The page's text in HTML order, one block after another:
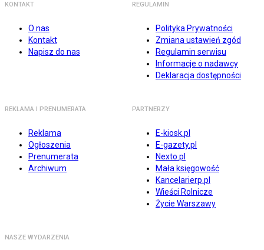
KONTAKT
O nas
Kontakt
Napisz do nas
REGULAMIN
Polityka Prywatności
Zmiana ustawień zgód
Regulamin serwisu
Informacje o nadawcy
Deklaracja dostępności
REKLAMA I PRENUMERATA
Reklama
Ogłoszenia
Prenumerata
Archiwum
PARTNERZY
E-kiosk.pl
E-gazety.pl
Nexto.pl
Mała księgowość
Kancelarierp.pl
Wieści Rolnicze
Życie Warszawy
NASZE WYDARZENIA